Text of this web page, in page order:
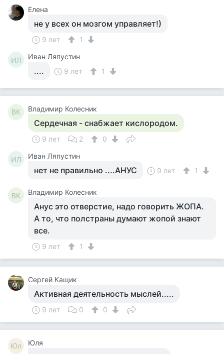
Елена
не у всех он мозгом управляет!)
9 лет 1
ИЛ Иван Ляпустин
.... 9 лет 1
ВК Владимир Колесник
Сердечная - снабжает кислородом.
9 лет 2 0
ИЛ Иван Ляпустин
нет не правильно ....АНУС 9 лет 1
ВК Владимир Колесник
Анус это отверстие, надо говорить ЖОПА.
А то, что полстраны думают жопой знают
все.
9 лет 1
Сергей Кащик
Активная деятельность мыслей.....
9 лет 0 0
Юл Юля